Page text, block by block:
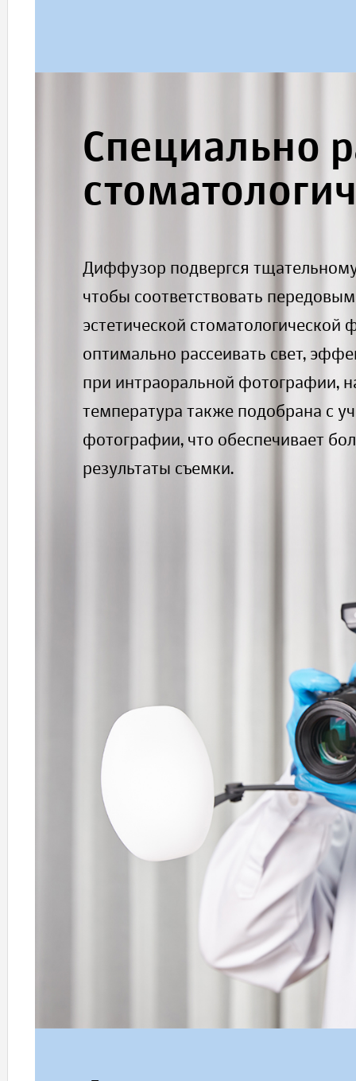
Специально
Диффузор подвергся
чтобы соответствовать
эстетической
оптимально рассеивать свет,
при интраоральной фотографии,
температура также подобрана с
фотографии, что обеспечивает
результаты съемки.